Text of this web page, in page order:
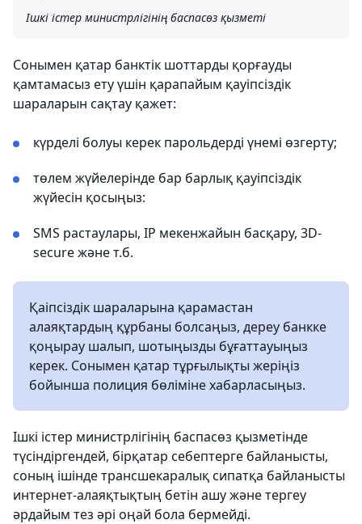
Ішкі істер министрлігінің баспасөз қызметі
Сонымен қатар банктік шоттарды қорғауды
қамтамасыз ету үшін қарапайым қауіпсіздік
шараларын сақтау қажет:
күрделі болуы керек парольдерді үнемі өзгерту;
төлем жүйелерінде бар барлық қауіпсіздік
жүйесін қосыңыз:
SMS растаулары, IP мекенжайын басқару, 3D-
secure және т.б.
Қаіпсіздік шараларына қарамастан
алаяқтардың құрбаны болсаңыз, дереу банкке
қоңырау шалып, шотыңызды бұғаттауыңыз
керек. Сонымен қатар тұрғылықты жеріңіз
бойынша полиция бөліміне хабарласыңыз.
Ішкі істер министрлігінің баспасөз қызметінде
түсіндіргендей, бірқатар себептерге байланысты,
соның ішінде трансшекаралық сипатқа байланысты
интернет-алаяқтықтың бетін ашу және тергеу
әрдайым тез әрі оңай бола бермейді.